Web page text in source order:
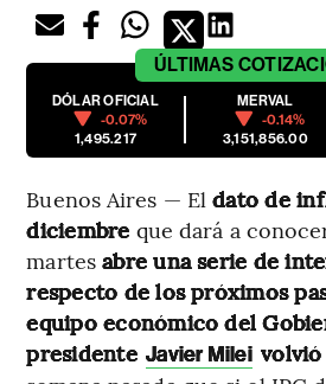
ÚLTIMAS
DÓLAR OFICIAL
-0.07%
1,495.217
MERVAL
-0.14%
3,151,856.00
Buenos Aires — Eldato de
diciembre que dará a
martesabre una serie de
respecto de los próximos
equipo económico del
presidente Javier Milei